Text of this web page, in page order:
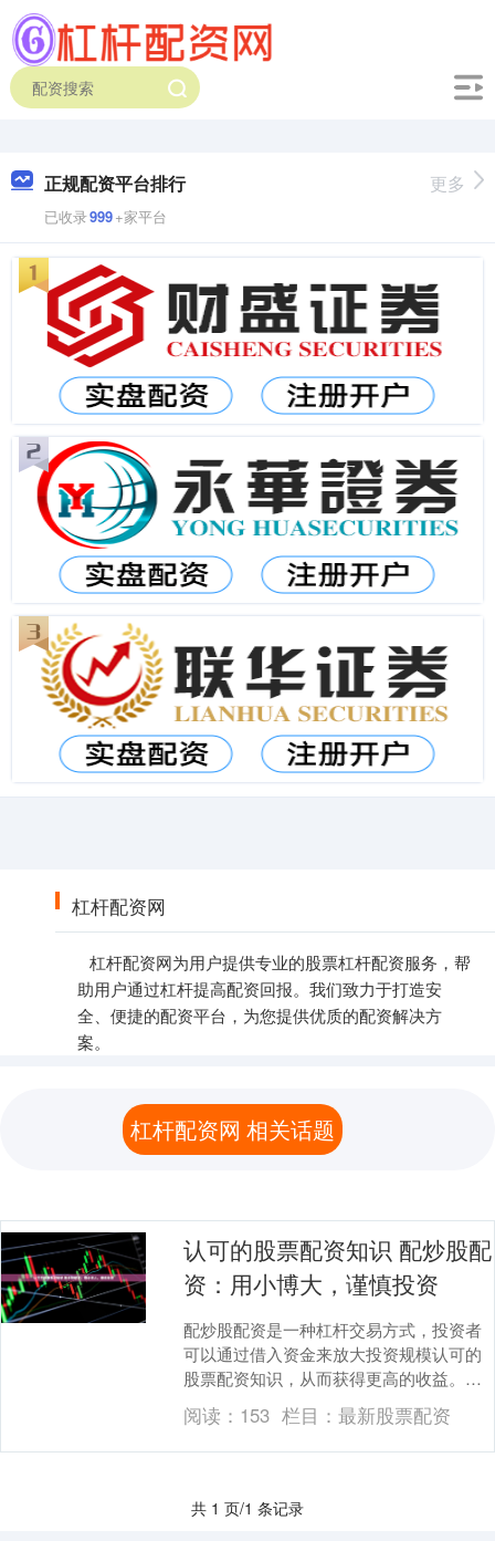
正规配资平台排行
已收录999+家平台
更多
杠杆配资网
杠杆配资网为用户提供专业的股票杠杆配资服务，帮
助用户通过杠杆提高配资回报。我们致力于打造安
全、便捷的配资平台，为您提供优质的配资解决方
案。
杠杆配资网 相关话题
认可的股票配资知识 配炒股配
资：用小博大，谨慎投资
配炒股配资是一种杠杆交易方式，投资者
可以通过借入资金来放大投资规模认可的
股票配资知识，从而获得更高的收益。然
而，配资也伴随着更高的风险，需要投资
者谨慎对待。 *....
阅读： 153 栏目： 最新股票配资
共 1 页/1 条记录